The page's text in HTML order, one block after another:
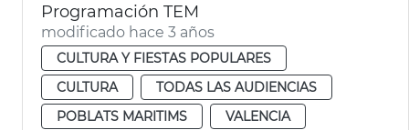
Programación TEM
modificado hace 3 años
CULTURA Y FIESTAS POPULARES
CULTURA
TODAS LAS AUDIENCIAS
POBLATS MARITIMS
VALENCIA